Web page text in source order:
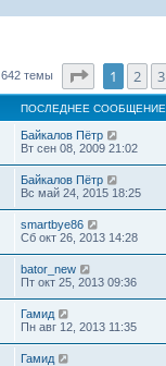
642 темы Страница 1
1 2 3
ПОСЛЕДНЕЕ СООБЩЕНИЕ
Байкалов Пётр
Вт сен 08, 2009 21:02
Байкалов Пётр
Вс май 24, 2015 18:25
smartbye86
Сб окт 26, 2013 14:28
bator_new
Пт окт 25, 2013 09:36
Гамид
Пн авг 12, 2013 11:35
Гамид